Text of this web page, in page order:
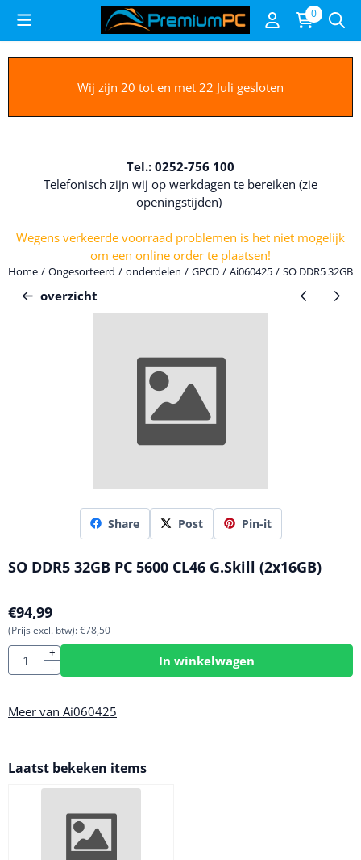
Cookievoorkeuren zijn beschikbaar. Kies instellingen of sta alle
0
Wij zijn 20 tot en met 22 Juli gesloten
Tel.: 0252-756 100
Telefonisch zijn wij op werkdagen te bereiken (zie
openingstijden)
Wegens verkeerde voorraad problemen is het niet mogelijk
om een online order te plaatsen!
Home / Ongesorteerd / onderdelen / GPCD / Ai060425 / SO DDR5 32GB
overzicht
Share Post Pin-it
SO DDR5 32GB PC 5600 CL46 G.Skill (2x16GB)
€94,99
(Prijs excl. btw):€78,50
Aantal
+
-
In winkelwagen
Meer van Ai060425
Laatst bekeken items